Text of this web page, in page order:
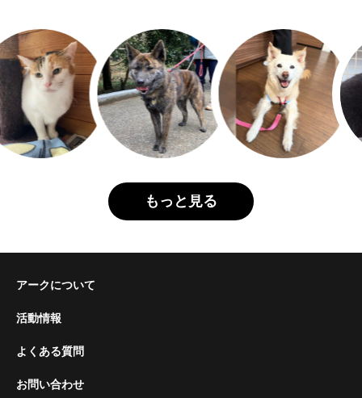
もっと見る
アークについて
活動情報
よくある質問
お問い合わせ